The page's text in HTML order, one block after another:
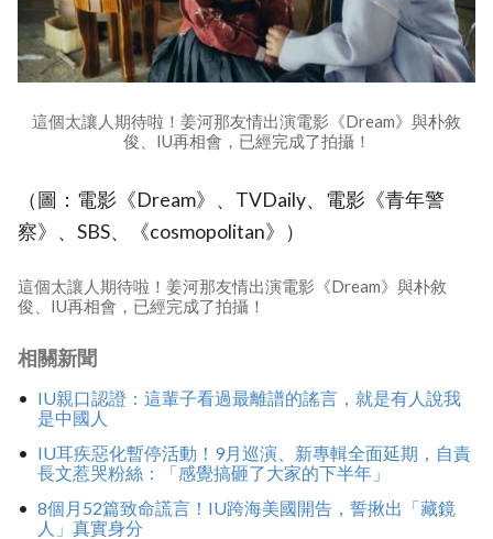
這個太讓人期待啦！姜河那友情出演電影《Dream》與朴敘
俊、IU再相會，已經完成了拍攝！
（圖：電影《Dream》、TVDaily、電影《青年警
察》、SBS、《cosmopolitan》）
這個太讓人期待啦！姜河那友情出演電影《Dream》與朴敘
俊、IU再相會，已經完成了拍攝！
相關新聞
IU親口認證：這輩子看過最離譜的謠言，就是有人說我
是中國人
IU耳疾惡化暫停活動！9月巡演、新專輯全面延期，自責
長文惹哭粉絲：「感覺搞砸了大家的下半年」
8個月52篇致命謊言！IU跨海美國開告，誓揪出「藏鏡
人」真實身分